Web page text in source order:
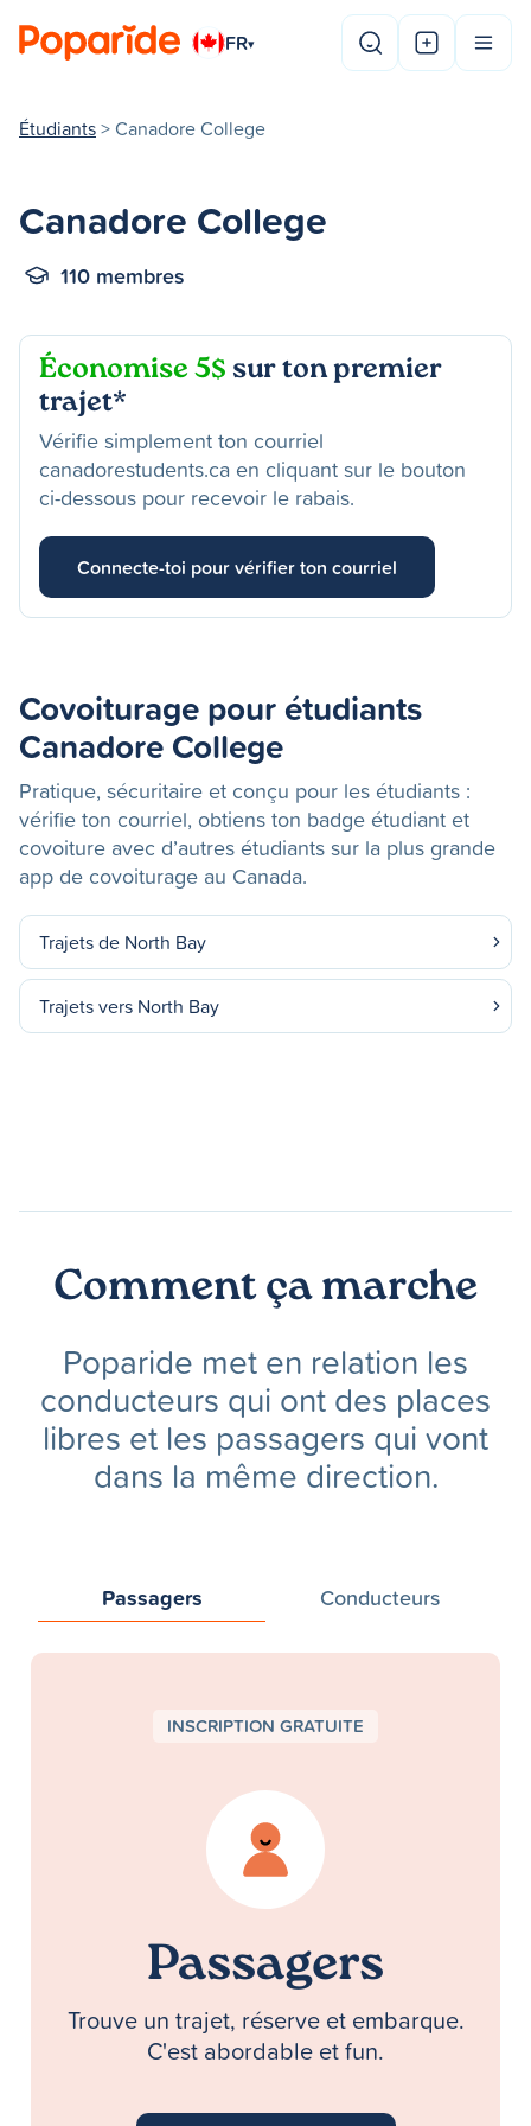
FR▾
Étudiants> Canadore College
Canadore College
110 membres
Économise 5$ sur ton premier
trajet*
Vérifie simplement ton courriel
canadorestudents.ca en cliquant sur le bouton
ci-dessous pour recevoir le rabais.
Connecte-toi pour vérifier ton courriel
Covoiturage pour étudiants
Canadore College
Pratique, sécuritaire et conçu pour les étudiants :
vérifie ton courriel, obtiens ton badge étudiant et
covoiture avec d’autres étudiants sur la plus grande
app de covoiturage au Canada.
Trajets de North Bay
Trajets vers North Bay
Comment ça marche
Poparide met en relation les
conducteurs qui ont des places
libres et les passagers qui vont
dans la même direction.
Passagers Conducteurs
INSCRIPTION GRATUITE
Passagers
Trouve un trajet, réserve et embarque.
C'est abordable et fun.